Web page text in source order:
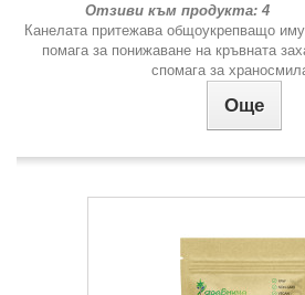
Отзиви към продукта: 4
Канелата притежава общоукрепващо
помага за понижаване на кръвната
спомага за
Още